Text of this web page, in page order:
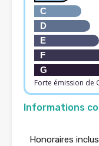
C
D
E
F
G
Forte émission de
Informations
Honoraires